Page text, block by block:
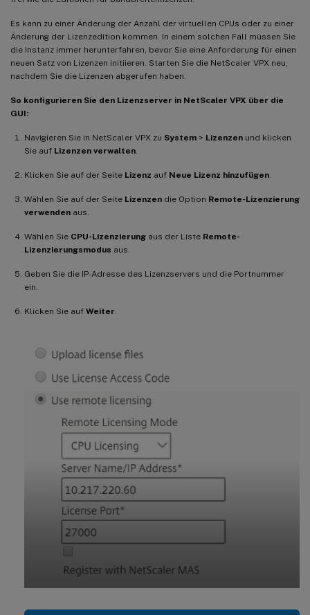
Es kann zu einer Änderung der Anzahl der virtuellen CPUs oder zu einer
Änderung der Lizenzedition kommen. In einem solchen Fall müssen Sie
die Instanz immer herunterfahren, bevor Sie eine Anforderung für einen
neuen Satz von Lizenzen initiieren. Starten Sie die NetScaler VPX neu,
nachdem Sie die Lizenzen abgerufen haben.
So konfigurieren Sie den Lizenzserver in NetScaler VPX über die
GUI:
Navigieren Sie in NetScaler VPX zu System > Lizenzen und klicken
Sie auf Lizenzen verwalten
Klicken Sie auf der Seite Lizenz auf Neue Lizenz hinzufügen
Wählen Sie auf der Seite Lizenzen die Option Remote-Lizenzierung
verwenden aus.
Wählen Sie CPU-Lizenzierung aus der Liste Remote-
Lizenzierungsmodus aus.
Geben Sie die IP-Adresse des Lizenzservers und die Portnummer
ein.
Klicken Sie auf Weiter